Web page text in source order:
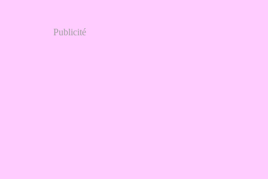
Publicité